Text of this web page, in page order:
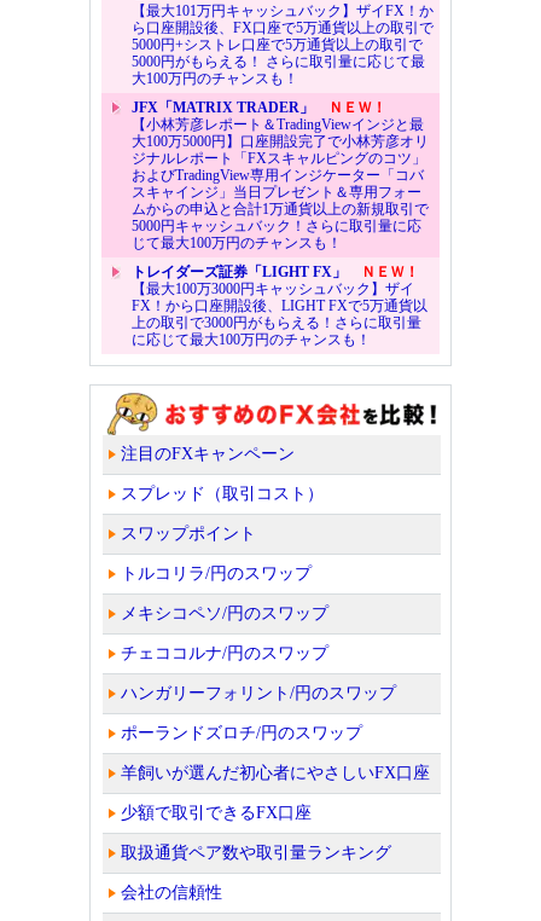
【最大101万円キャッシュバック】ザイFX！か
ら口座開設後、FX口座で5万通貨以上の取引で
5000円+シストレ口座で5万通貨以上の取引で
5000円がもらえる！ さらに取引量に応じて最
大100万円のチャンスも！
JFX「MATRIX TRADER」
ＮＥＷ！
【小林芳彦レポート＆TradingViewインジと最
大100万5000円】口座開設完了で小林芳彦オリ
ジナルレポート「FXスキャルピングのコツ」
およびTradingView専用インジケーター「コバ
スキャインジ」当日プレゼント＆専用フォー
ムからの申込と合計1万通貨以上の新規取引で
5000円キャッシュバック！さらに取引量に応
じて最大100万円のチャンスも！
トレイダーズ証券「LIGHT FX」
ＮＥＷ！
【最大100万3000円キャッシュバック】ザイ
FX！から口座開設後、LIGHT FXで5万通貨以
上の取引で3000円がもらえる！さらに取引量
に応じて最大100万円のチャンスも！
注目のFXキャンペーン
スプレッド（取引コスト）
スワップポイント
トルコリラ/円のスワップ
メキシコペソ/円のスワップ
チェココルナ/円のスワップ
ハンガリーフォリント/円のスワップ
ポーランドズロチ/円のスワップ
羊飼いが選んだ初心者にやさしいFX口座
少額で取引できるFX口座
取扱通貨ペア数や取引量ランキング
会社の信頼性